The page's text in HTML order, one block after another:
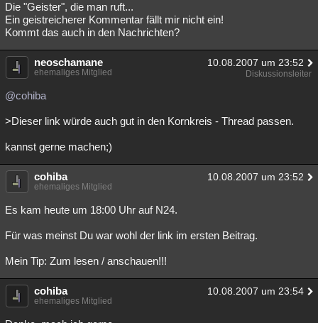
Die "Geister", die man ruft...
Ein geistreicherer Kommentar fällt mir nicht ein!
Kommt das auch in den Nachrichten?
neoschamane 10.08.2007 um 23:52
ehemaliges Mitglied Diskussionsleiter
@cohiba
>Dieser link würde auch gut in den Kornkreis - Thread passen.
kannst gerne machen;)
cohiba 10.08.2007 um 23:52
ehemaliges Mitglied
Es kam heute um 18:00 Uhr auf N24.
Für was meinst Du war wohl der link im ersten Beitrag.
Mein Tip: Zum lesen / anschauen!!!
cohiba 10.08.2007 um 23:54
ehemaliges Mitglied